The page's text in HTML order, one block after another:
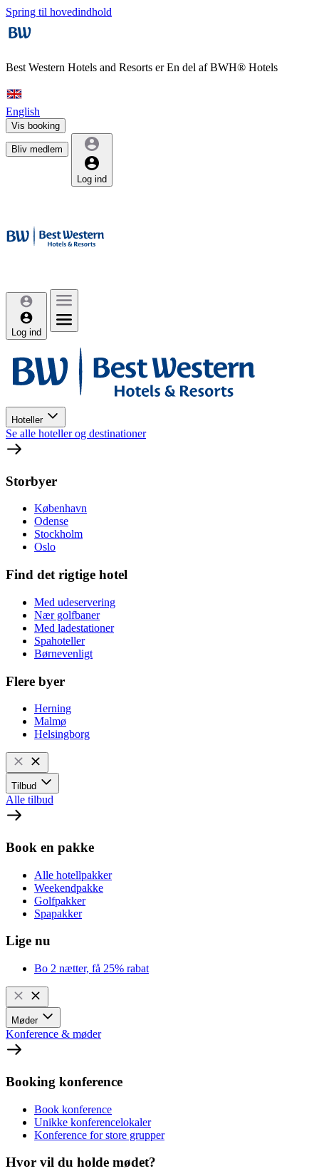
Spring til hovedindhold
Best Western Hotels and Resorts erEn del af BWH® Hotels
English
Vis booking
Bliv medlem
Log ind
Log ind
Hoteller
Se alle hoteller og destinationer
Storbyer
København
Odense
Stockholm
Oslo
Find det rigtige hotel
Med udeservering
Nær golfbaner
Med ladestationer
Spahoteller
Børnevenligt
Flere byer
Herning
Malmø
Helsingborg
Tilbud
Alle tilbud
Book en pakke
Alle hotellpakker
Weekendpakke
Golfpakker
Spapakker
Lige nu
Bo 2 nætter, få 25% rabat
Møder
Konference & møder
Booking konference
Book konference
Unikke konferencelokaler
Konference for store grupper
Hvor vil du holde mødet?